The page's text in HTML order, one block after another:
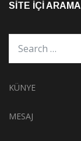
SITE İÇI ARAMA
KÜNYE
MESAJ